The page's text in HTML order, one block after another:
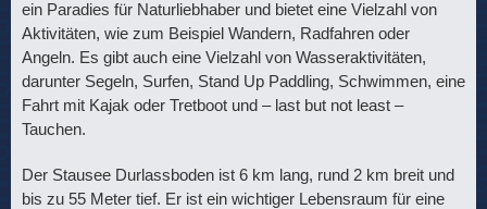
ein Paradies für Naturliebhaber und bietet eine Vielzahl von
Aktivitäten, wie zum Beispiel Wandern, Radfahren oder
Angeln. Es gibt auch eine Vielzahl von Wasseraktivitäten,
darunter Segeln, Surfen, Stand Up Paddling, Schwimmen, eine
Fahrt mit Kajak oder Tretboot und – last but not least –
Tauchen.
Der Stausee Durlassboden ist 6 km lang, rund 2 km breit und
bis zu 55 Meter tief. Er ist ein wichtiger Lebensraum für eine